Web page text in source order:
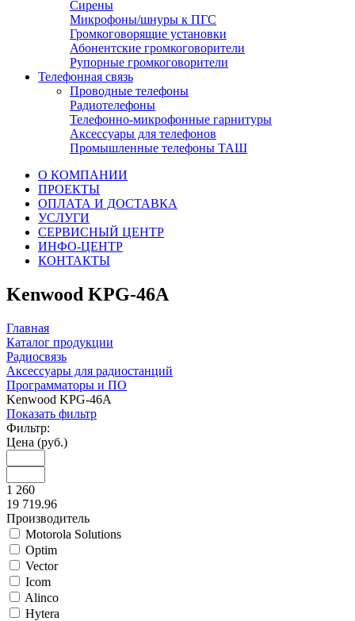
Сирены
Микрофоны/шнуры к ПГС
Громкоговорящие установки
Абонентские громкоговорители
Рупорные громкоговорители
Телефонная связь
Проводные телефоны
Радиотелефоны
Телефонно-микрофонные гарнитуры
Аксессуары для телефонов
Промышленные телефоны ТАШ
О КОМПАНИИ
ПРОЕКТЫ
ОПЛАТА И ДОСТАВКА
УСЛУГИ
СЕРВИСНЫЙ ЦЕНТР
ИНФО-ЦЕНТР
КОНТАКТЫ
Kenwood KPG-46A
Главная
Каталог продукции
Радиосвязь
Аксессуары для радиостанций
Программаторы и ПО
Kenwood KPG-46A
Показать фильтр
Фильтр:
Цена (руб.)
1 260
19 719.96
Производитель
Motorola Solutions
Optim
Vector
Icom
Alinco
Hytera